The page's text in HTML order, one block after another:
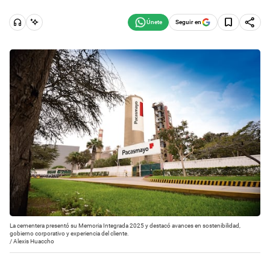
Seguir en
La cementera presentó su Memoria Integrada 2025 y destacó avances en sostenibilidad,
gobierno corporativo y experiencia del cliente.
/Alexis Huaccho